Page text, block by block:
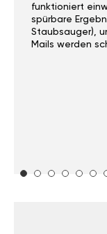
funktioniert
spürbare
Staubsauger),
Mails werden